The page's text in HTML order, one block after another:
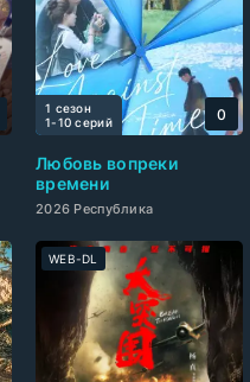
Любовь вопреки
времени
2026 Республика
1 сезон
1-10 cерий
0
WEB-DL